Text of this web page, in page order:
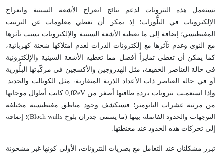
تستعمل هذه النترونات لدعم نتائج انعراج الأشعة السينية وانعراج
الإلكترونات في البلُّورات؛ إذ يمكن أن تعطي معلومات عن الترتيب
المغنطيسي؛ إضافة إلى ما تعطيه الأشعة السينية والإلكترونات بسبب تآثرها
مع النوى وعدم تآثرها مع إلكترونات الذرات لعدم امتلاكها شحنة كهربائية،
كما يمكن أن تعطي تمايزاً أفضل مما تعطيه الأشعة السينية والإلكترونية
في حالة العناصر الخفيفة، مثل الهدروجين والأكسجين في مركّباتها البلُّورية
أو في حالة العناصر ذات الأعداد الذرية المتقاربة، مثل الكوبالت والحديد.
وإذا استعملت نترونات باردة طاقتها أصغر من 0,02eV كانت أطوال موجاتها
من مرتبة عشرات النانومتر؛ فستكشف وجود مناطق مغنطيسية مختلفة
التوجهات والحدود الفاصلة بينها (ما يسمى جدران بلوخ Bloch walls)؛ إضافة
إلى تحركات هذه الحدود عند مغنطتها.
تبرز مشكلتان عند التعامل مع بصريات النترونات، الأولى كونها غير مشحونة